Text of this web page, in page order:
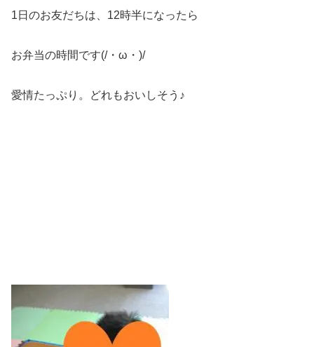
1日のお友だちは、12時半になったら
お弁当の時間です(/・ω・)/
愛情たっぷり。どれもおいしそう♪